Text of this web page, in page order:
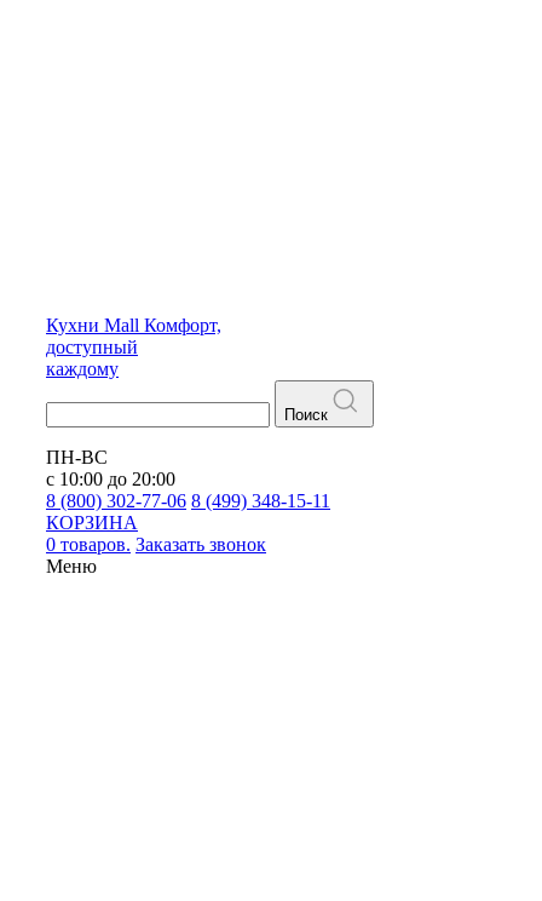
Кухни Mall Комфорт,
доступный
каждому
Поиск
ПН-ВС
с 10:00 до 20:00
8 (800) 302-77-06 8 (499) 348-15-11
КОРЗИНА
0 товаров. Заказать звонок
Меню